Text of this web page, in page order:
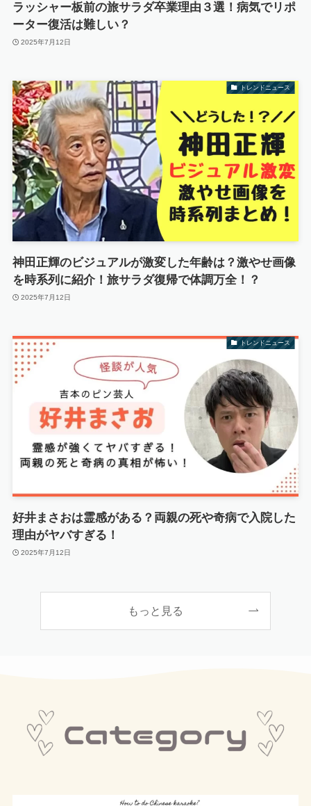
ラッシャー板前の旅サラダ卒業理由３選！病気でリポ
ーター復活は難しい？
2025年7月12日
トレンドニュース
神田正輝のビジュアルが激変した年齢は？激やせ画像
を時系列に紹介！旅サラダ復帰で体調万全！？
2025年7月12日
トレンドニュース
好井まさおは霊感がある？両親の死や奇病で入院した
理由がヤバすぎる！
2025年7月12日
もっと見る